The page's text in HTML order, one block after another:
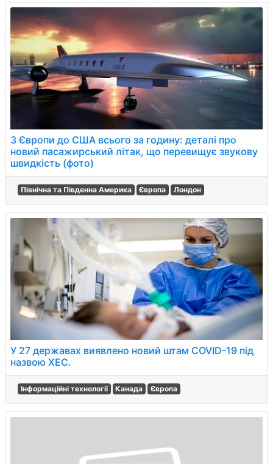
З Європи до США всього за годину: деталі про
новий пасажирський літак, що перевищує звукову
швидкість (фото)
Північна та Південна Америка Європа Лондон
У 27 державах виявлено новий штам COVID-19 під
назвою XEC.
Інформаційні технології Канада Європа